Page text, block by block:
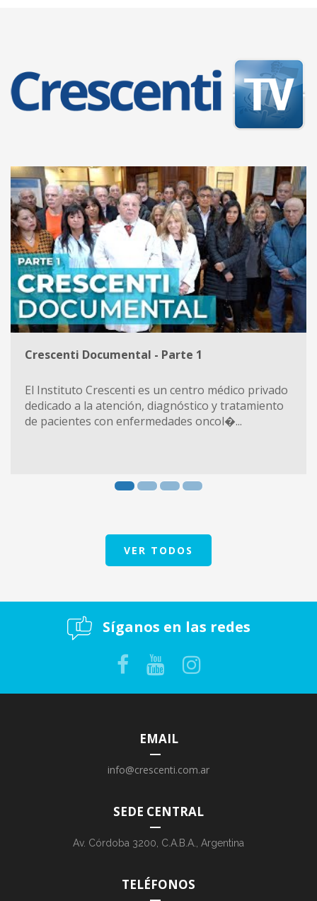
Crescenti Documental - Parte 1
El Instituto Crescenti es un centro médico privado
dedicado a la atención, diagnóstico y tratamiento
de pacientes con enfermedades oncol�...
VER TODOS
Síganos en las redes
EMAIL
info@crescenti.com.ar
SEDE CENTRAL
Av. Córdoba 3200, C.A.B.A., Argentina
TELÉFONOS